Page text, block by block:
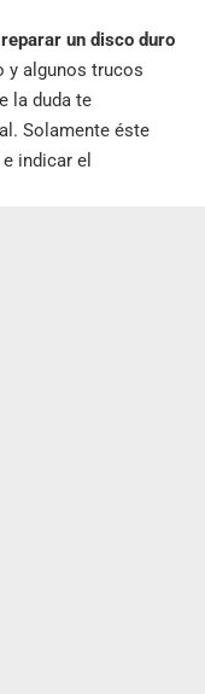
reparar un disco duro
y algunos trucos
la duda te
Solamente éste
indicar el